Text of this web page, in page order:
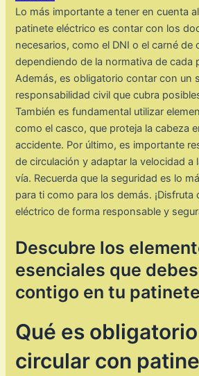
Lo más importante a tener en cuenta
patinete eléctrico es contar con los
necesarios, como el DNI o el carné de
dependiendo de la normativa de cada
Además, es obligatorio contar con un
responsabilidad civil que cubra
También es fundamental utilizar
como el casco, que proteja la cabeza
accidente. Por último, es importante
de circulación y adaptar la velocidad a
vía. Recuerda que la seguridad es lo
para ti como para los demás. ¡Disfruta
eléctrico de forma responsable y
Descubre los
esenciales que
contigo en tu
Qué es
circular con